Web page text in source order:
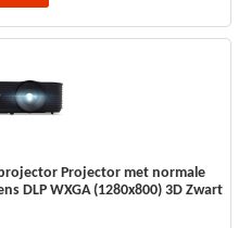
Projector met normale
DLP WXGA (1280x800) 3D Zwart